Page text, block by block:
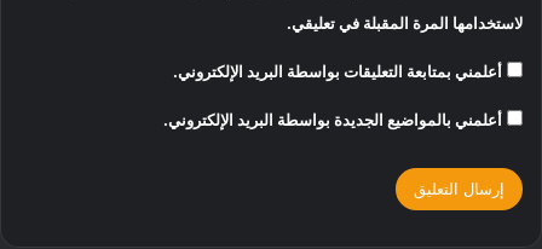
لاستخدامها المرة المقبلة في تعليقي.
أعلمني بمتابعة التعليقات بواسطة البريد الإلكتروني.
أعلمني بالمواضيع الجديدة بواسطة البريد الإلكتروني.